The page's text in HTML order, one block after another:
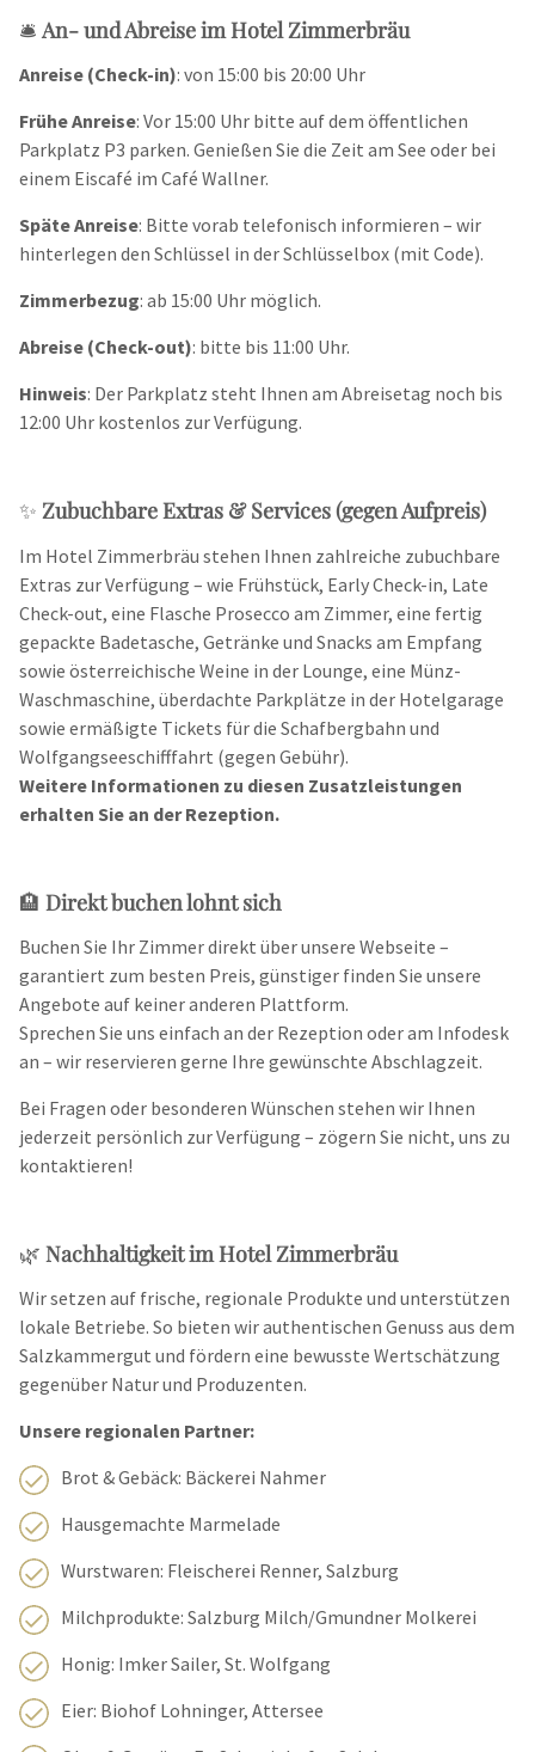
🛎️ An- und Abreise im Hotel Zimmerbräu
Anreise (Check-in): von 15:00 bis 20:00 Uhr
Frühe Anreise: Vor 15:00 Uhr bitte auf dem öffentlichen
Parkplatz P3 parken. Genießen Sie die Zeit am See oder bei
einem Eiscafé im Café Wallner.
Späte Anreise: Bitte vorab telefonisch informieren – wir
hinterlegen den Schlüssel in der Schlüsselbox (mit Code).
Zimmerbezug: ab 15:00 Uhr möglich.
Abreise (Check-out): bitte bis 11:00 Uhr.
Hinweis: Der Parkplatz steht Ihnen am Abreisetag noch bis
12:00 Uhr kostenlos zur Verfügung.
✨ Zubuchbare Extras & Services (gegen Aufpreis)
Im Hotel Zimmerbräu stehen Ihnen zahlreiche zubuchbare
Extras zur Verfügung – wie Frühstück, Early Check-in, Late
Check-out, eine Flasche Prosecco am Zimmer, eine fertig
gepackte Badetasche, Getränke und Snacks am Empfang
sowie österreichische Weine in der Lounge, eine Münz-
Waschmaschine, überdachte Parkplätze in der Hotelgarage
sowie ermäßigte Tickets für die Schafbergbahn und
Wolfgangseeschifffahrt (gegen Gebühr).
Weitere Informationen zu diesen Zusatzleistungen
erhalten Sie an der Rezeption.
🏨 Direkt buchen lohnt sich
Buchen Sie Ihr Zimmer direkt über unsere Webseite –
garantiert zum besten Preis, günstiger finden Sie unsere
Angebote auf keiner anderen Plattform.
Sprechen Sie uns einfach an der Rezeption oder am Infodesk
an – wir reservieren gerne Ihre gewünschte Abschlagzeit.
Bei Fragen oder besonderen Wünschen stehen wir Ihnen
jederzeit persönlich zur Verfügung – zögern Sie nicht, uns zu
kontaktieren!
🌿 Nachhaltigkeit im Hotel Zimmerbräu
Wir setzen auf frische, regionale Produkte und unterstützen
lokale Betriebe. So bieten wir authentischen Genuss aus dem
Salzkammergut und fördern eine bewusste Wertschätzung
gegenüber Natur und Produzenten.
Unsere regionalen Partner:
Brot & Gebäck: Bäckerei Nahmer
Hausgemachte Marmelade
Wurstwaren: Fleischerei Renner, Salzburg
Milchprodukte: Salzburg Milch/Gmundner Molkerei
Honig: Imker Sailer, St. Wolfgang
Eier: Biohof Lohninger, Attersee